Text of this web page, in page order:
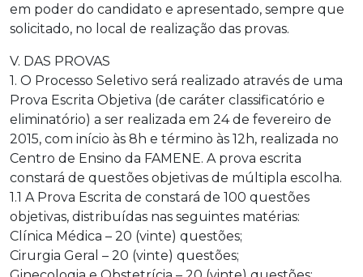
em poder do candidato e apresentado, sempre que
solicitado, no local de realização das provas.
V. DAS PROVAS
1. O Processo Seletivo será realizado através de uma
Prova Escrita Objetiva (de caráter classificatório e
eliminatório) a ser realizada em 24 de fevereiro de
2015, com início às 8h e término às 12h, realizada no
Centro de Ensino da FAMENE. A prova escrita
constará de questões objetivas de múltipla escolha.
1.1 A Prova Escrita de constará de 100 questões
objetivas, distribuídas nas seguintes matérias:
Clínica Médica – 20 (vinte) questões;
Cirurgia Geral – 20 (vinte) questões;